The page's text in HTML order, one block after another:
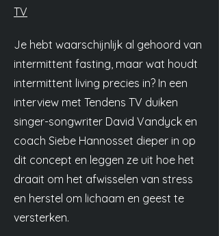
TV
Je hebt waarschijnlijk al gehoord van
intermittent fasting, maar wat houdt
intermittent living precies in? In een
interview met Tendens TV duiken
singer-songwriter David Vandyck en
coach Siebe Hannosset dieper in op
dit concept en leggen ze uit hoe het
draait om het afwisselen van stress
en herstel om lichaam en geest te
versterken.